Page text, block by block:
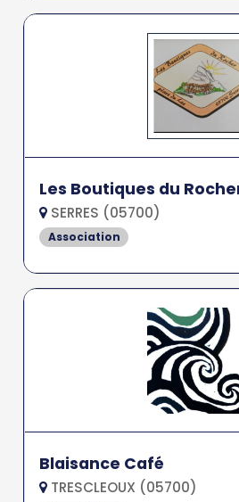
Les Boutiques du
SERRES (05700)
Association
Blaisance Café
TRESCLEOUX (05700)